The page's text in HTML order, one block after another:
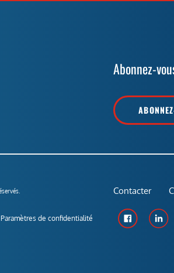
Abonnez-
Paramètres de confidentialité
Contacter